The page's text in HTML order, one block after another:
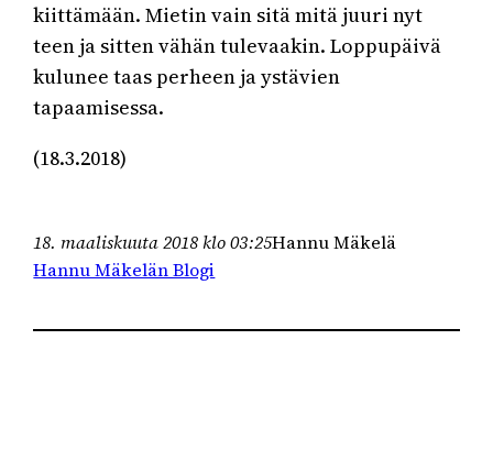
kiittämään. Mietin vain sitä mitä juuri nyt
teen ja sitten vähän tulevaakin. Loppupäivä
kulunee taas perheen ja ystävien
tapaamisessa.
(18.3.2018)
18. maaliskuuta 2018 klo 03:25Hannu Mäkelä
Hannu Mäkelän Blogi